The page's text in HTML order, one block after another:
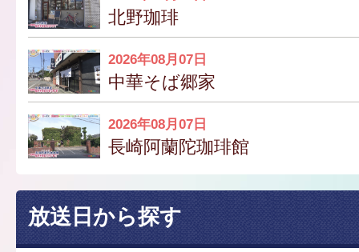
北野珈琲
2026年08月07日
中華そば郷家
2026年08月07日
長崎阿蘭陀珈琲館
放送日から探す